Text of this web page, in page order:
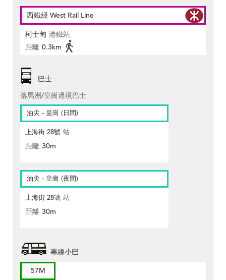
西鐵綫 West Rail Line
柯士甸 港鐵站
距離 0.3km
巴士
落馬洲/皇崗過境巴士
油尖 - 皇崗 (日間)
上海街 28號 站
距離 30m
油尖 - 皇崗 (夜間)
上海街 28號 站
距離 30m
專線小巴
57M